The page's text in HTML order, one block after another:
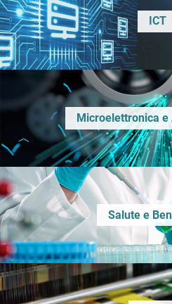
ICT
Microelettronica e
Salute e